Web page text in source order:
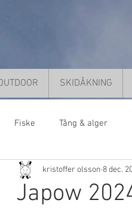
SKIDÅKNING
Fiske Tång & alger
Japow
kristoffer olsson 8 dec.